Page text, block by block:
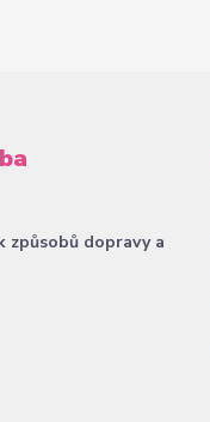
způsobů dopravy a